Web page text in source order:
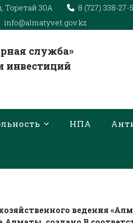
Торетай 30А
8 (727) 338-27-
info@almatyvet.gov.kz
служба»
инвестиций
НПА
ведения «